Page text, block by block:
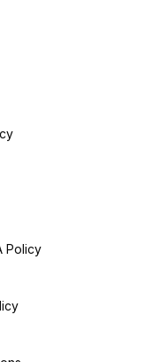
Policy